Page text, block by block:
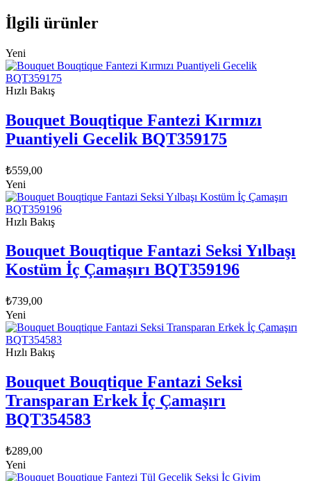
İlgili ürünler
Yeni
Hızlı Bakış
Bouquet Bouqtique Fantezi Kırmızı
Puantiyeli Gecelik BQT359175
₺559,00
Yeni
Hızlı Bakış
Bouquet Bouqtique Fantazi Seksi Yılbaşı
Kostüm İç Çamaşırı BQT359196
₺739,00
Yeni
Hızlı Bakış
Bouquet Bouqtique Fantazi Seksi
Transparan Erkek İç Çamaşırı
BQT354583
₺289,00
Yeni